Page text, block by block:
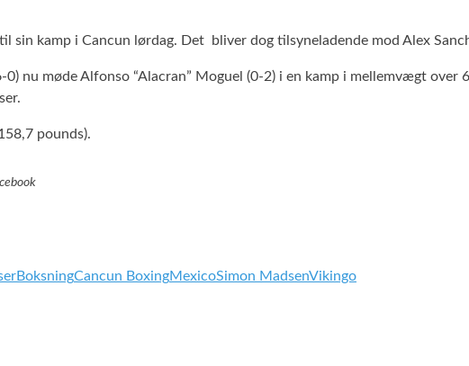
sin kamp i Cancun lørdag. Det bliver dog tilsyneladende mod Alex
0) nu møde Alfonso “Alacran” Moguel (0-2) i en kamp i mellemvægt
pounds).
BoksningCancun BoxingMexicoSimon MadsenVikingo